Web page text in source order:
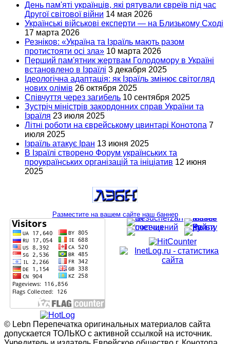
День пам'яті українців, які рятували євреїв під час
Другої світової війни 14 мая 2026
Українські військові експерти — на Близькому Сході
17 марта 2026
Резніков: «Україна та Ізраїль мають разом
протистояти осі зла» 10 марта 2026
Перший пам'ятник жертвам Голодомору в Україні
встановлено в Ізраїлі 3 декабря 2025
Ідеологічна адаптація: як Ізраїль змінює світогляд
нових олімів 26 октября 2025
Співчуття через загибель 10 сентября 2025
Зустріч міністрів закордонних справ України та
Ізраїля 23 июля 2025
Літні роботи на єврейському цвинтарі Конотопа 7
июля 2025
Ізраїль атакує Іран 13 июня 2025
В Ізраїлі створено Форум українських та
проукраїнських організацій та ініціатив 12 июня
2025
Разместите на вашем сайте наш баннер
© Lebn Перепечатка оригинальных материалов сайта
допускается ТОЛЬКО с активной ссылкой на источник.